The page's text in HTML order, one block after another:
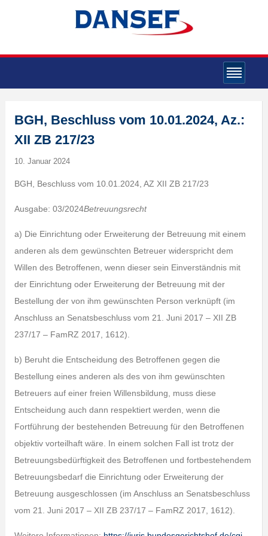
BGH, Beschluss vom 10.01.2024, Az.:
XII ZB 217/23
10. Januar 2024
BGH, Beschluss vom 10.01.2024, AZ XII ZB 217/23
Ausgabe: 03/2024Betreuungsrecht
a) Die Einrichtung oder Erweiterung der Betreuung mit einem
anderen als dem gewünschten Betreuer widerspricht dem
Willen des Betroffenen, wenn dieser sein Einverständnis mit
der Einrichtung oder Erweiterung der Betreuung mit der
Bestellung der von ihm gewünschten Person verknüpft (im
Anschluss an Senatsbeschluss vom 21. Juni 2017 – XII ZB
237/17 – FamRZ 2017, 1612).
b) Beruht die Entscheidung des Betroffenen gegen die
Bestellung eines anderen als des von ihm gewünschten
Betreuers auf einer freien Willensbildung, muss diese
Entscheidung auch dann respektiert werden, wenn die
Fortführung der bestehenden Betreuung für den Betroffenen
objektiv vorteilhaft wäre. In einem solchen Fall ist trotz der
Betreuungsbedürftigkeit des Betroffenen und fortbestehendem
Betreuungsbedarf die Einrichtung oder Erweiterung der
Betreuung ausgeschlossen (im Anschluss an Senatsbeschluss
vom 21. Juni 2017 – XII ZB 237/17 – FamRZ 2017, 1612).